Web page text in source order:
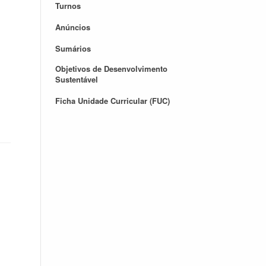
Turnos
Anúncios
Sumários
Objetivos de Desenvolvimento
Sustentável
Ficha Unidade Curricular (FUC)